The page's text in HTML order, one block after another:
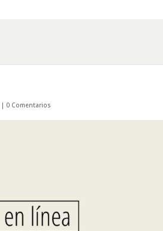
| 0 Comentarios